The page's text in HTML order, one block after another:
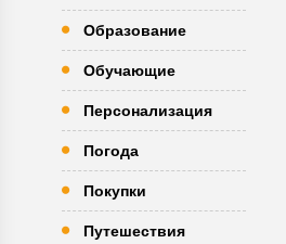
Образование
Обучающие
Персонализация
Погода
Покупки
Путешествия